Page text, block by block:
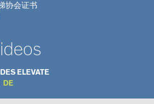
协会证书
ELEVATE
DE